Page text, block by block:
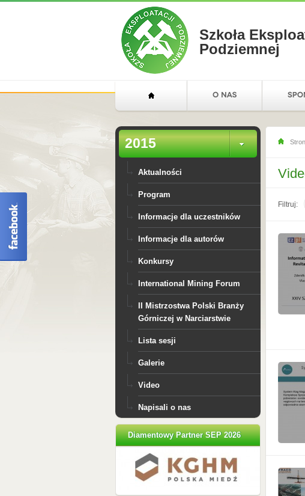
Szkoła
Podziemnej
2015
Aktualności
Program
Informacje dla uczestników
Informacje dla autorów
Konkursy
International Mining Forum
II Mistrzostwa Polski Branży
Górniczej w Narciarstwie
Lista sesji
Galerie
Video
Napisali o nas
Diamentowy Partner SEP 2026
Filtruj: